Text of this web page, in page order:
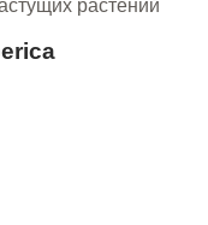
растений